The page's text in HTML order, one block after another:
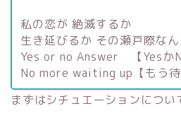
私の恋が 絶滅するか
生き延びるか その瀬戸際な
Yes or no Answer 【Yesか
No more waiting up【もう待
まずはシチュエーションについ